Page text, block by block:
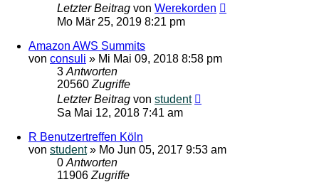
Letzter Beitrag von Werekorden
Mo Mär 25, 2019 8:21 pm
Amazon AWS Summits
von consuli » Mi Mai 09, 2018 8:58 pm
3 Antworten
20560 Zugriffe
Letzter Beitrag von student
Sa Mai 12, 2018 7:41 am
R Benutzertreffen Köln
von student» Mo Jun 05, 2017 9:53 am
0 Antworten
11906 Zugriffe